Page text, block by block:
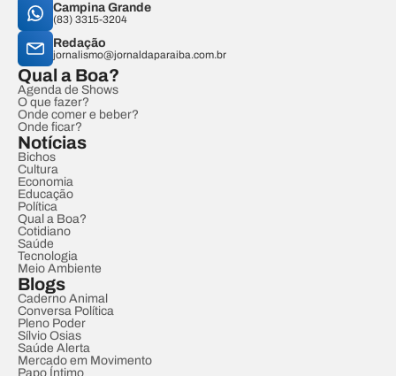
Campina Grande
(83) 3315-3204
Redação
jornalismo@jornaldaparaiba.com.br
Qual a Boa?
Agenda de Shows
O que fazer?
Onde comer e beber?
Onde ficar?
Notícias
Bichos
Cultura
Economia
Educação
Política
Qual a Boa?
Cotidiano
Saúde
Tecnologia
Meio Ambiente
Blogs
Caderno Animal
Conversa Política
Pleno Poder
Sílvio Osias
Saúde Alerta
Mercado em Movimento
Papo Íntimo